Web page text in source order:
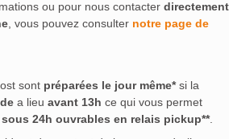
ou pour nous contacter directement
, vous pouvez consulter notre page de
sont préparées le jour même*si la
a lieu avant 13h ce qui vous permet
24h ouvrables en relais pickup**.